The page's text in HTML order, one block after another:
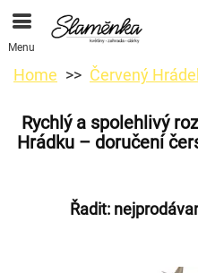
Menu
Home Červený
Rychlý a spolehlivý
Hrádku – doručení
Řadit: